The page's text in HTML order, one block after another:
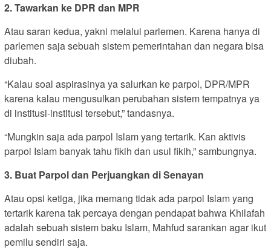
2. Tawarkan ke DPR dan MPR
Atau saran kedua, yakni melalui parlemen. Karena hanya di
parlemen saja sebuah sistem pemerintahan dan negara bisa
diubah.
“Kalau soal aspirasinya ya salurkan ke parpol, DPR/MPR
karena kalau mengusulkan perubahan sistem tempatnya ya
di institusi-institusi tersebut,” tandasnya.
“Mungkin saja ada parpol Islam yang tertarik. Kan aktivis
parpol Islam banyak tahu fikih dan usul fikih,” sambungnya.
3. Buat Parpol dan Perjuangkan di Senayan
Atau opsi ketiga, jika memang tidak ada parpol Islam yang
tertarik karena tak percaya dengan pendapat bahwa Khilafah
adalah sebuah sistem baku Islam, Mahfud sarankan agar ikut
pemilu sendiri saja.